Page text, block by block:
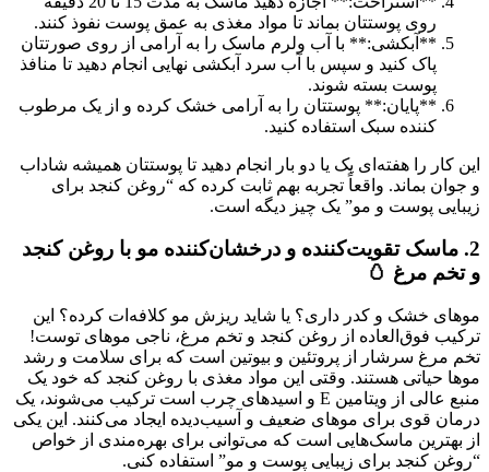
روی پوستتان بماند تا مواد مغذی به عمق پوست نفوذ کنند.
**آبکشی:** با آب ولرم ماسک را به آرامی از روی صورتتان
پاک کنید و سپس با آب سرد آبکشی نهایی انجام دهید تا منافذ
پوست بسته شوند.
**پایان:** پوستتان را به آرامی خشک کرده و از یک مرطوب
کننده سبک استفاده کنید.
این کار را هفته‌ای یک یا دو بار انجام دهید تا پوستتان همیشه شاداب
و جوان بماند. واقعاً تجربه بهم ثابت کرده که “روغن کنجد برای
زیبایی پوست و مو” یک چیز دیگه است.
2. ماسک تقویت‌کننده و درخشان‌کننده مو با روغن کنجد
و تخم مرغ 🥚
موهای خشک و کدر داری؟ یا شاید ریزش مو کلافه‌ات کرده؟ این
ترکیب فوق‌العاده از روغن کنجد و تخم مرغ، ناجی موهای توست!
تخم مرغ سرشار از پروتئین و بیوتین است که برای سلامت و رشد
موها حیاتی هستند. وقتی این مواد مغذی با روغن کنجد که خود یک
منبع عالی از ویتامین E و اسیدهای چرب است ترکیب می‌شوند، یک
درمان قوی برای موهای ضعیف و آسیب‌دیده ایجاد می‌کنند. این یکی
از بهترین ماسک‌هایی است که می‌توانی برای بهره‌مندی از خواص
“روغن کنجد برای زیبایی پوست و مو” استفاده کنی.